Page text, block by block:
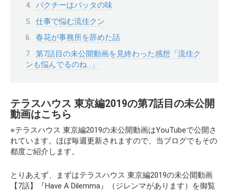
パクチーはバッタの味
仕事で悩む流佳クン
春花が事務所を辞めた話
第7話目の未公開動画を見終わった感想「流佳ク
ンも悩んでるのね…」
テラスハウス 東京編2019の第7話目の未公開
動画はこちら
※テラスハウス 東京編2019の未公開動画はYouTubeで公開さ
れています。ほぼ毎週更新されますので、当ブログでもその
都度ご紹介します。
とりあえず、まずはテラスハウス 東京編2019の未公開動画
【7話】『Have A Dilemma』（ジレンマがあります）
を御覧